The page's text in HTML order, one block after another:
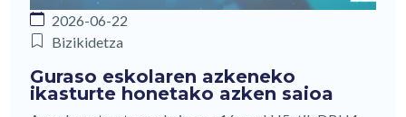
2026-06-22
Bizikidetza
Guraso eskolaren azkeneko
ikasturte honetako azken saioa